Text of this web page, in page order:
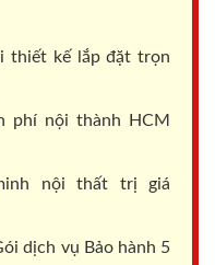
thiết kế lắp đặt trọn
phí nội thành HCM
nội thất trị giá
dịch vụ Bảo hành 5